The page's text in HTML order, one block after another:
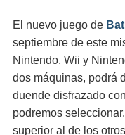
El nuevo juego de
septiembre de este
Nintendo, Wii y
dos máquinas, podrá
duende disfrazado
podremos
superior al de los